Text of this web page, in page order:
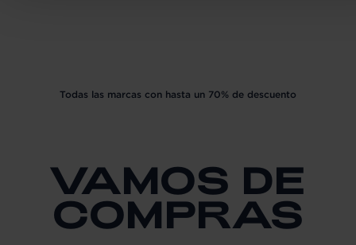
Todas las marcas con hasta un 70% de descuento
VAMOS DE
COMPRAS